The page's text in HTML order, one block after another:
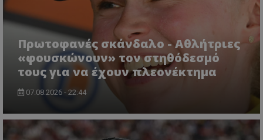
Πρωτοφανές σκάνδαλο - Aθλήτριες
«φουσκώνουν» τον στηθόδεσμό
τους για να έχουν πλεονέκτημα
07.08.2026 - 22:44